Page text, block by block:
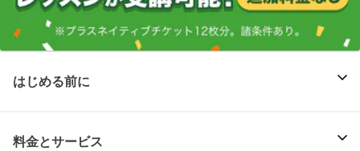
はじめる前に
料金とサービス